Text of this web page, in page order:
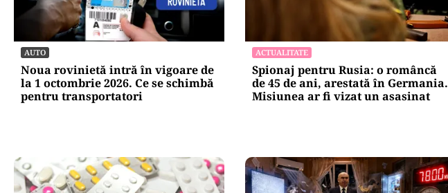
AUTO
Noua rovinietă intră în vigoare de
la 1 octombrie 2026. Ce se schimbă
pentru transportatori
ACTUALITATE
Spionaj pentru Rusia: o româncă
de 45 de ani, arestată în Germania.
Misiunea ar fi vizat un asasinat